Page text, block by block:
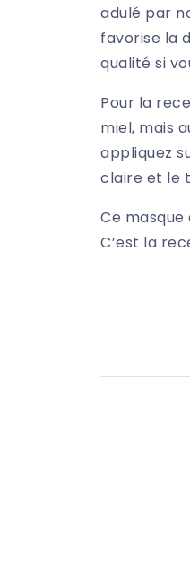
adulé par
favorise la
qualité si
Pour la
miel, mais
appliquez
claire et le
Ce
C’est la